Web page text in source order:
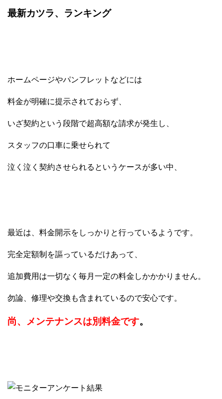
最新カツラ、ランキング
ホームページやパンフレットなどには
料金が明確に提示されておらず、
いざ契約という段階で超高額な請求が発生し、
スタッフの口車に乗せられて
泣く泣く契約させられるというケースが多い中、
最近は、料金開示をしっかりと行っているようです。
完全定額制を謳っているだけあって、
追加費用は一切なく毎月一定の料金しかかかりません。
勿論、修理や交換も含まれているので安心です。
尚、メンテナンスは別料金です。